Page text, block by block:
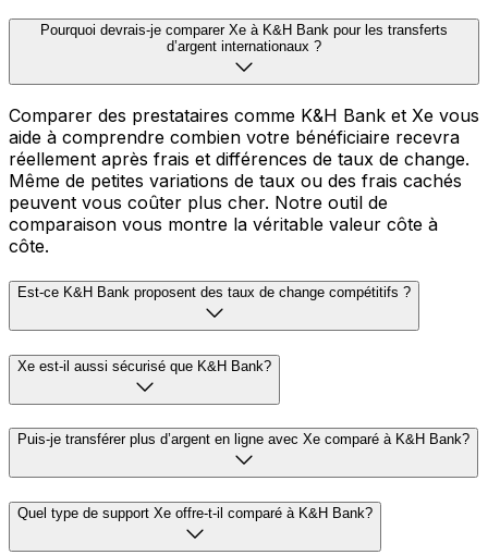
Pourquoi devrais-je comparer Xe à K&H Bank pour les transferts
d’argent internationaux ?
Comparer des prestataires comme K&H Bank et Xe vous
aide à comprendre combien votre bénéficiaire recevra
réellement après frais et différences de taux de change.
Même de petites variations de taux ou des frais cachés
peuvent vous coûter plus cher. Notre outil de
comparaison vous montre la véritable valeur côte à
côte.
Est-ce K&H Bank proposent des taux de change compétitifs ?
Xe est-il aussi sécurisé que K&H Bank?
Puis-je transférer plus d’argent en ligne avec Xe comparé à K&H Bank?
Quel type de support Xe offre-t-il comparé à K&H Bank?